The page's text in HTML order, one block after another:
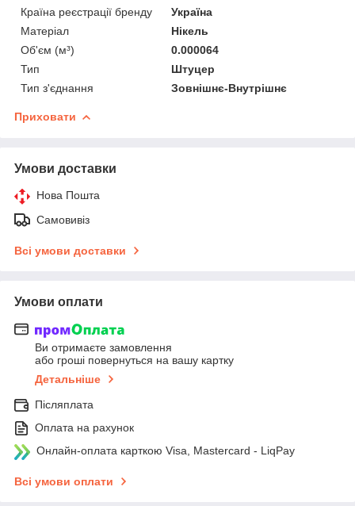
Країна реєстрації бренду
Україна
Матеріал
Нікель
Об'єм (м³)
0.000064
Тип
Штуцер
Тип з'єднання
Зовнішнє-Внутрішнє
Приховати
Умови доставки
Нова Пошта
Самовивіз
Всі умови доставки
Умови оплати
Ви отримаєте замовлення
або гроші повернуться на вашу картку
Детальніше
Післяплата
Оплата на рахунок
Онлайн-оплата карткою Visa, Mastercard - LiqPay
Всі умови оплати